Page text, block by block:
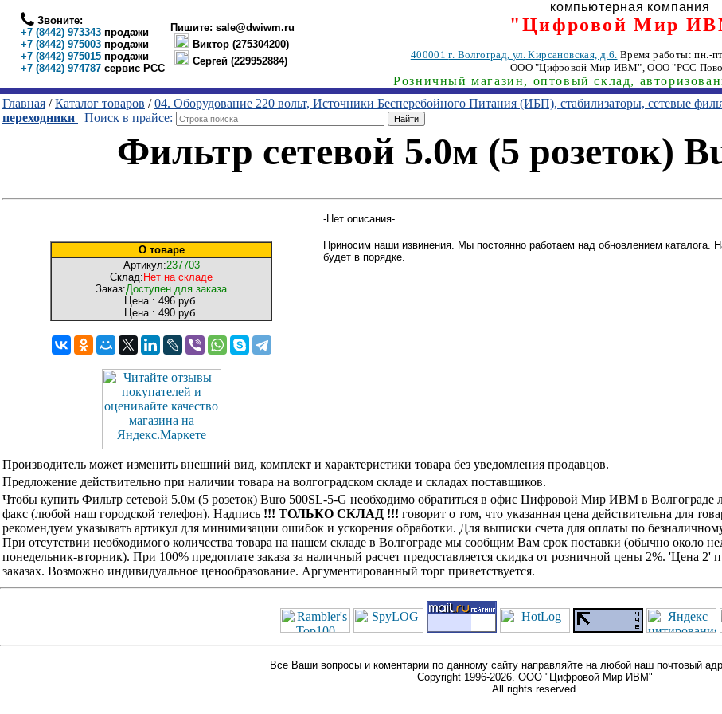
Звоните:
+7 (8442) 973343 продажи
+7 (8442) 975003 продажи
+7 (8442) 975015 продажи
+7 (8442) 974787 сервис РСС
Пишите: sale@dwiwm.ru
Виктор (275304200)
Сергей (229952884)
компьютерная компания
"Цифровой Мир
400001г. Волгоград, ул. Кирсановская, д.6. Время работы: пн.-
ООО "Цифровой Мир ИВМ", ООО "РСС
Розничный магазин, оптовый склад,
Главная /Каталог товаров /04. Оборудование 220 вольт, Источники Бесперебойного Питания (ИБП), стабилизаторы, сетевые
переходники
Поиск в прайсе:
Фильтр сетевой 5.0м (5 розеток)
О товаре
Артикул:237703
Склад: Нет на складе
Заказ:Доступен для заказа
Цена : 496 руб.
Цена : 490 руб.
-Нет описания-
Приносим наши извинения. Мы постоянно работаем над обновлением каталога.
будет в порядке.
Производитель может изменить внешний вид, комплект и характеристики товара без уведомления продавцов.
Предложение действительно при наличии товара на волгоградском складе и складах поставщиков.
Чтобы купить Фильтр сетевой 5.0м (5 розеток) Buro 500SL-5-G необходимо обратиться в офис Цифровой Мир ИВМ в Волгограде
факс (любой наш городской телефон). Надпись !!! ТОЛЬКО СКЛАД !!! говорит о том, что указанная цена действительна для
рекомендуем указывать артикул для минимизации ошибок и ускорения обработки. Для выписки счета для оплаты по
При отсутствии необходимого количества товара на нашем складе в Волгограде мы сообщим Вам срок поставки (обычно около
понедельник-вторник). При 100% предоплате заказа за наличный расчет предоставляется скидка от розничной цены 2%. 'Цена
заказах. Возможно индивидуальное ценообразование. Аргументированный торг приветствуется.
Все Ваши вопросы и коментарии по данному сайту направляйте на любой наш почтовый
Copyright 1996-2026. ООО "Цифровой Мир ИВМ"
All rights reserved.